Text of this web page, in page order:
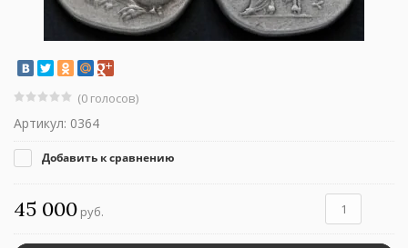
(0 голосов)
Артикул: 0364
Добавить к сравнению
45 000 руб.